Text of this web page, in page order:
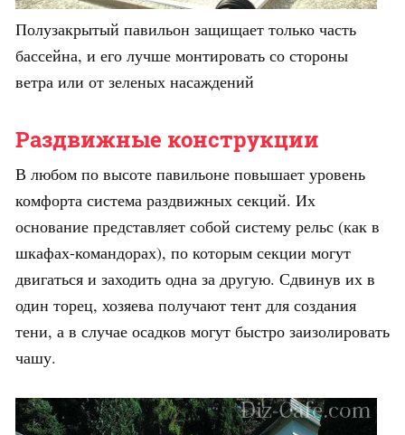
Полузакрытый павильон защищает только часть
бассейна, и его лучше монтировать со стороны
ветра или от зеленых насаждений
Раздвижные конструкции
В любом по высоте павильоне повышает уровень
комфорта система раздвижных секций. Их
основание представляет собой систему рельс (как в
шкафах-командорах), по которым секции могут
двигаться и заходить одна за другую. Сдвинув их в
один торец, хозяева получают тент для создания
тени, а в случае осадков могут быстро заизолировать
чашу.